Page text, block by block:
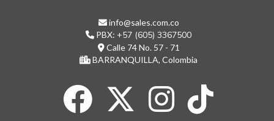
info@sales.com.co
PBX: +57 (605) 3367500
Calle 74 No. 57 - 71
BARRANQUILLA, Colombia